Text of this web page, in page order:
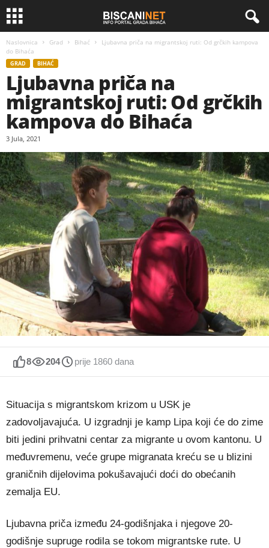
Naslovnica Grad Bihać
Ljubavna priča na migrantskoj ruti: Od grčkih kampova
do Bihaća
GRAD BIHAĆ
Ljubavna priča na
migrantskoj ruti: Od grčkih
kampova do Bihaća
3 Jula, 2021
8 204 prije 1860 dana
Situacija s migrantskom krizom u USK je
zadovoljavajuća. U izgradnji je kamp Lipa koji će do zime
biti jedini prihvatni centar za migrante u ovom kantonu. U
međuvremenu, veće grupe migranata kreću se u blizini
graničnih dijelovima pokušavajući doći do obećanih
zemalja EU.
Ljubavna priča između 24-godišnjaka i njegove 20-
godišnje supruge rodila se tokom migrantske rute. U